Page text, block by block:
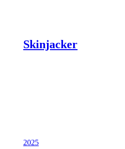
Skinjacker
2025